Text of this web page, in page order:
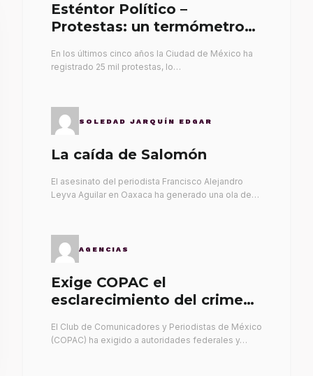
Esténtor Político –
Protestas: un termómetro
En los últimos cinco años la Ciudad de México ha
registrado 25 mil protestas, lo…
SOLEDAD JARQUÍN EDGAR
La caída de Salomón
El asesinato del periodista Francisco Alejandro
Leyva Aguilar en Oaxaca ha generado una ola de…
AGENCIAS
Exige COPAC el
esclarecimiento del crimen
El Club de Comunicadores y Periodistas de México
(COPAC) ha exigido a autoridades federales y…